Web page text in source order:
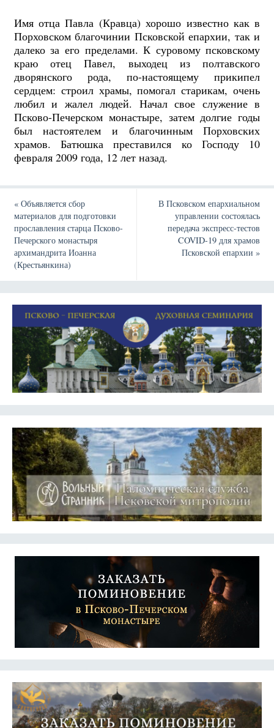
Имя отца Павла (Кравца) хорошо известно как в
Порховском благочинии Псковской епархии, так и
далеко за его пределами. К суровому псковскому
краю отец Павел, выходец из полтавского
дворянского рода, по-настоящему прикипел
сердцем: строил храмы, помогал старикам, очень
любил и жалел людей. Начал свое служение в
Псково-Печерском монастыре, затем долгие годы
был настоятелем и благочинным Порховских
храмов. Батюшка преставился ко Господу 10
февраля 2009 года, 12 лет назад.
«Объявляется сбор
материалов для подготовки
прославления старца Псково-
Печерского монастыря
архимандрита Иоанна
(Крестьянкина)
В Псковском епархиальном
управлении состоялась
передача экспресс-тестов
COVID-19 для храмов
Псковской епархии»